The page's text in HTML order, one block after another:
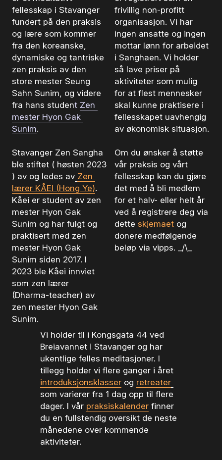
fellesskap i Stavanger
fundert på den praksis
og lære som kommer
fra den koreanske,
dynamiske og tantriske
zen praksis av den
store mester Seung
Sahn Sunim, og videre
fra hans student Zen
mester Hyon Gak
Sunim.
Stavanger Zen Sangha
ble stiftet ( høsten 2023
) av og ledes av Zen
lærer KÅEI (Hong Ye).
Kåei er student av zen
mester Hyon Gak
Sunim og har fulgt og
praktisert med zen
mester Hyon Gak
Sunim siden 2017. I
2023 ble Kåei innviet
som zen lærer
(Dharma-teacher) av
zen mester Hyon Gak
Sunim.
frivillig non-profitt
organisasjon. Vi har
ingen ansatte og ingen
mottar lønn for arbeidet
i Sanghaen. Vi holder
så lave priser på
aktiviteter som mulig
for at flest mennesker
skal kunne praktisere i
fellesskapet uavhengig
Om du ønsker å støtte
vår praksis og vårt
fellesskap kan du gjøre
det med å bli medlem
for et halv- eller helt år
ved å registrere deg via
dette skjemaet og
donere medfølgende
beløp via vipps. _/\_
Vi holder til i Kongsgata 44 ved
Breiavannet i Stavanger og har
ukentlige felles meditasjoner. I
tillegg holder vi flere ganger i året
introduksjonsklasser og retreater
som varierer fra 1 dag opp til flere
dager. I vår praksiskalender finner
du en fullstendig oversikt de neste
månedene over kommende
aktiviteter.